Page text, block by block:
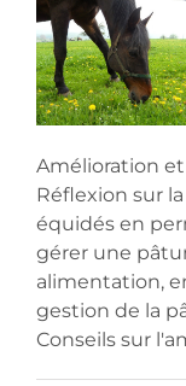
Amélioration
Réflexion sur
équidés en
gérer une
alimentation,
gestion de la
Conseils sur